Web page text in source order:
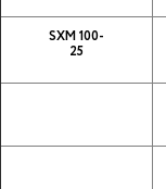
SXM 100-
25